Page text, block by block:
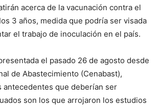
acerca de la vacunación contra el
3 años, medida que podría ser visada
el trabajo de inoculación en el país.
el pasado 26 de agosto desde
de Abastecimiento (Cenabast),
antecedentes que deberían ser
son los que arrojaron los estudios